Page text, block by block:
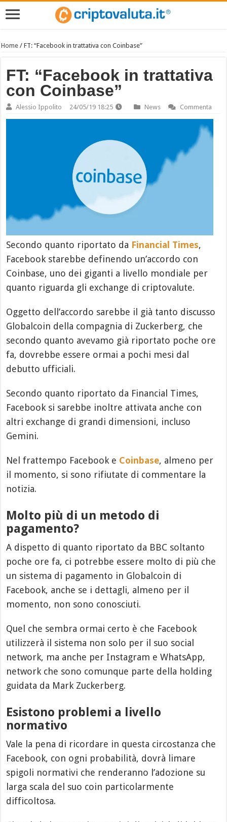
Home /FT: “Facebook in trattativa con Coinbase”
FT: “Facebook in trattativa
con Coinbase”
Alessio Ippolito 24/05/19 18:25 News Commenta
Secondo quanto riportato da Financial Times,
Facebook starebbe definendo un’accordo con
Coinbase, uno dei giganti a livello mondiale per
quanto riguarda gli exchange di criptovalute.
Oggetto dell’accordo sarebbe il già tanto discusso
Globalcoin della compagnia di Zuckerberg, che
secondo quanto avevamo già riportato poche ore
fa, dovrebbe essere ormai a pochi mesi dal
debutto ufficiali.
Secondo quanto riportato da Financial Times,
Facebook si sarebbe inoltre attivata anche con
altri exchange di grandi dimensioni, incluso
Gemini.
Nel frattempo Facebook e Coinbase, almeno per
il momento, si sono rifiutate di commentare la
notizia.
Molto più di un metodo di
pagamento?
A dispetto di quanto riportato da BBC soltanto
poche ore fa, ci potrebbe essere molto di più che
un sistema di pagamento in Globalcoin di
Facebook, anche se i dettagli, almeno per il
momento, non sono conosciuti.
Quel che sembra ormai certo è che Facebook
utilizzerà il sistema non solo per il suo social
network, ma anche per Instagram e WhatsApp,
network che sono comunque parte della holding
guidata da Mark Zuckerberg.
Esistono problemi a livello
normativo
Vale la pena di ricordare in questa circostanza che
Facebook, con ogni probabilità, dovrà limare
spigoli normativi che renderanno l’adozione su
larga scala del suo coin particolarmente
difficoltosa.